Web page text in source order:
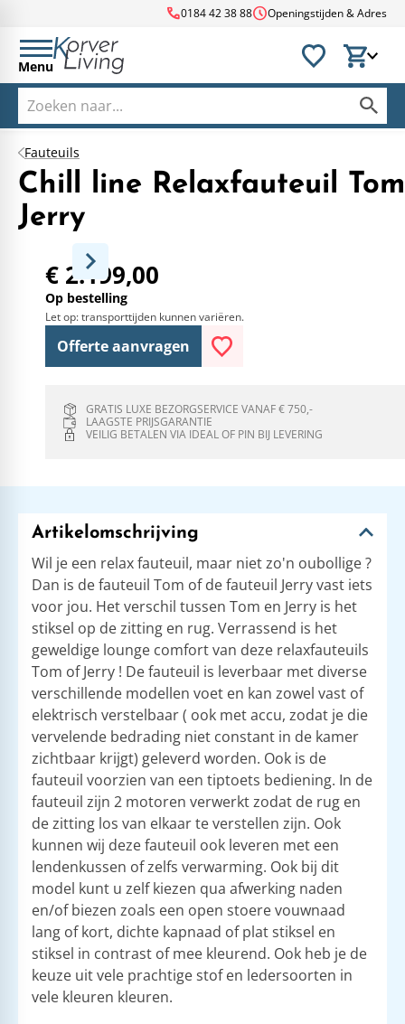
call0184 42 38 88scheduleOpeningstijden & Adres
Menu
Fauteuils
Chill line Relaxfauteuil
Jerry
€ 2.199,00
Op bestelling
Let op: transporttijden kunnen variëren.
Offerte aanvragen
GRATIS LUXE BEZORGSERVICE VANAF € 750,-
LAAGSTE PRIJSGARANTIE
VEILIG BETALEN VIA IDEAL OF PIN BIJ LEVERING
Artikelomschrijving
Wil je een relax fauteuil, maar niet zo'n oubollige ?
Dan is de fauteuil Tom of de fauteuil Jerry vast iets
voor jou. Het verschil tussen Tom en Jerry is het
stiksel op de zitting en rug. Verrassend is het
geweldige lounge comfort van deze relaxfauteuils
Tom of Jerry ! De fauteuil is leverbaar met diverse
verschillende modellen voet en kan zowel vast of
elektrisch verstelbaar ( ook met accu, zodat je die
vervelende bedrading niet constant in de kamer
zichtbaar krijgt) geleverd worden. Ook is de
fauteuil voorzien van een tiptoets bediening. In de
fauteuil zijn 2 motoren verwerkt zodat de rug en
de zitting los van elkaar te verstellen zijn. Ook
kunnen wij deze fauteuil ook leveren met een
lendenkussen of zelfs verwarming. Ook bij dit
model kunt u zelf kiezen qua afwerking naden
en/of biezen zoals een open stoere vouwnaad
lang of kort, dichte kapnaad of plat stiksel en
stiksel in contrast of mee kleurend. Ook heb je de
keuze uit vele prachtige stof en ledersoorten in
vele kleuren kleuren.